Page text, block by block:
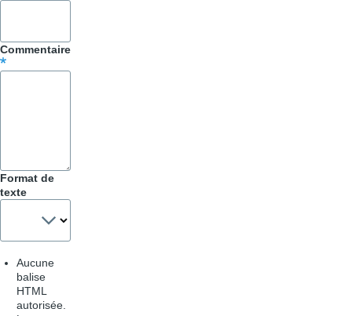
Astuces
Commentaire
Format de
texte
Aucune
balise
HTML
autorisée.